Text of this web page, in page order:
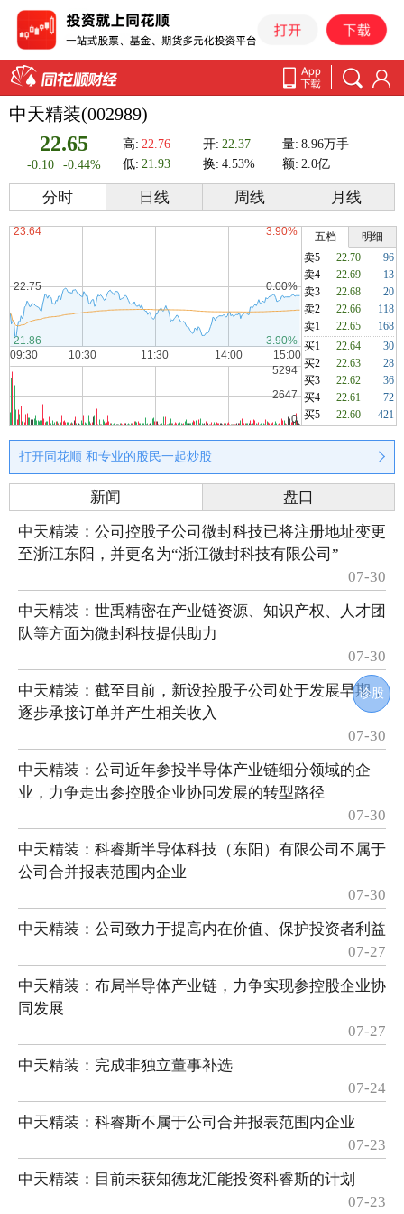
中天精装(002989)
22.65
-0.10 -0.44%
高: 22.76 开: 22.37 量: 8.96万手
低: 21.93 换: 4.53% 额: 2.0亿
分时 日线 周线 月线
五档
明细
卖5
22.70
96
卖4
22.69
13
卖3
22.68
20
卖2
22.66
118
卖1
22.65
168
买1
22.64
30
买2
22.63
28
买3
22.62
36
买4
22.61
72
买5
22.60 421
打开同花顺 和专业的股民一起炒股
诊股
新闻
盘口
中天精装：公司控股子公司微封科技已将注册地址变更
至浙江东阳，并更名为“浙江微封科技有限公司”
07-30
中天精装：世禹精密在产业链资源、知识产权、人才团
队等方面为微封科技提供助力
07-30
中天精装：截至目前，新设控股子公司处于发展早期，
逐步承接订单并产生相关收入
07-30
中天精装：公司近年参投半导体产业链细分领域的企
业，力争走出参控股企业协同发展的转型路径
07-30
中天精装：科睿斯半导体科技（东阳）有限公司不属于
公司合并报表范围内企业
07-30
中天精装：公司致力于提高内在价值、保护投资者利益
07-27
中天精装：布局半导体产业链，力争实现参控股企业协
同发展
07-27
中天精装：完成非独立董事补选
07-24
中天精装：科睿斯不属于公司合并报表范围内企业
07-23
中天精装：目前未获知德龙汇能投资科睿斯的计划
07-23